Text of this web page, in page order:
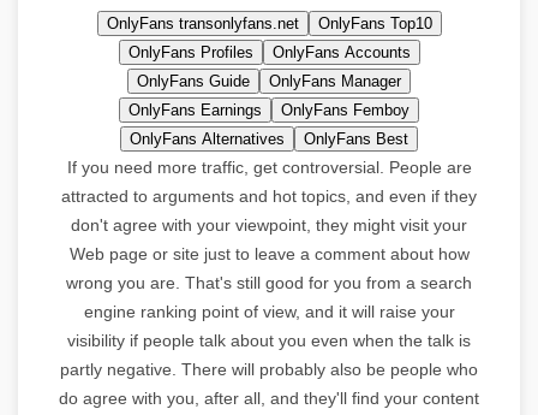
OnlyFans transonlyfans.net
OnlyFans Top10
OnlyFans Profiles
OnlyFans Accounts
OnlyFans Guide
OnlyFans Manager
OnlyFans Earnings
OnlyFans Femboy
OnlyFans Alternatives
OnlyFans Best
If you need more traffic, get controversial. People are
attracted to arguments and hot topics, and even if they
don't agree with your viewpoint, they might visit your
Web page or site just to leave a comment about how
wrong you are. That's still good for you from a search
engine ranking point of view, and it will raise your
visibility if people talk about you even when the talk is
partly negative. There will probably also be people who
do agree with you, after all, and they'll find your content